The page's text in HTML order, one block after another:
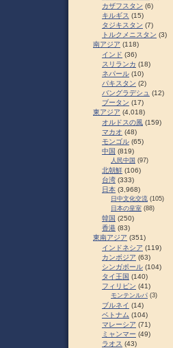
カザフスタン (6)
キルギス (15)
タジキスタン (7)
トルクメニスタン (3)
南アジア (118)
インド (36)
スリランカ (18)
ネパール (10)
パキスタン (2)
バングラデシュ (12)
ブータン (17)
東アジア (4,018)
オルドスの風 (159)
マカオ (48)
モンゴル (65)
中国 (819)
人民中国 (97)
北朝鮮 (106)
台湾 (333)
日本 (3,968)
日中文化交流 (105)
日本の皇室 (88)
韓国 (250)
香港 (83)
東南アジア (351)
インドネシア (119)
カンボジア (63)
シンガポール (104)
タイ王国 (140)
フィリピン (41)
モンテンルパ (3)
ブルネイ (14)
ベトナム (104)
マレーシア (71)
ミャンマー (49)
ラオス (43)